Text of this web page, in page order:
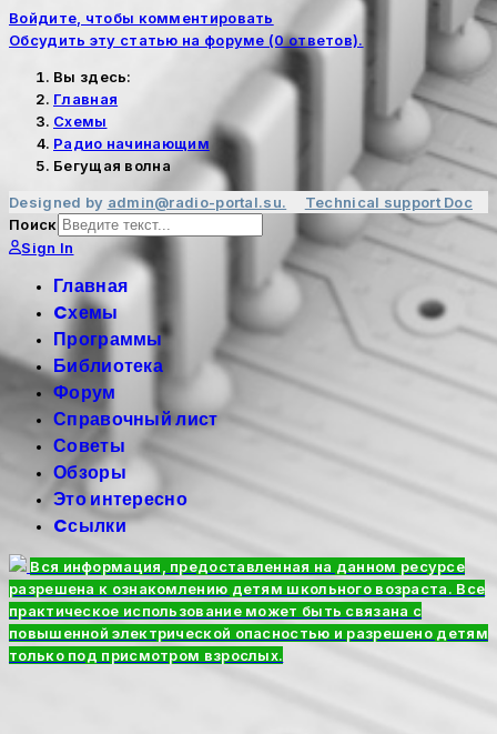
Войдите, чтобы комментировать
Обсудить эту статью на форуме (0 ответов).
Вы здесь:
Главная
Cхемы
Радио начинающим
Бегущая волна
Designed by admin@radio-portal.su. Technical support Doc
Поиск
Sign In
Главная
Cхемы
Программы
Библиотека
Форум
Справочный лист
Советы
Обзоры
Это интересно
Cсылки
Вся информация, предоставленная на данном ресурсе
разрешена к ознакомлению детям школьного возраста. Все
практическое использование может быть связана с
повышенной электрической опасностью и разрешено детям
только под присмотром взрослых.